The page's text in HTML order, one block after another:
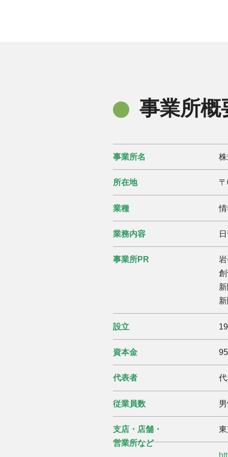
事業所概
事業所名
所在地
業種
業務内容
事業所PR
設立
資本金
代表者
従業員数
支店・店舗・
営業所など